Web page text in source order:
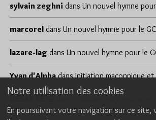
sylvain zeghni dans Un nouvel hymne
marcorel dans Un nouvel hymne pour le
lazare-lag dans Un nouvel hymne pour le
Yvan d'AlphadansInitiation maçonnique
Notre utilisation des cookies
En poursuivant votre navigation sur ce site,